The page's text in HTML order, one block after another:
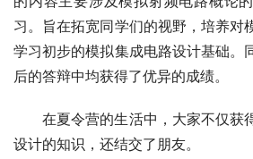
习。旨在拓宽同学们的视野，培养对
学习初步的模拟集成电路设计基础。
后的答辩中均获得了优异的成绩。
在夏令营的生活中，大家不仅获
设计的知识，还结交了朋友。